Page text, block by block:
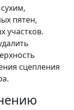
пятен,
участков.
сцепления